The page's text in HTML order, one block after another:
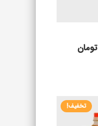
تومان
تخفیف!